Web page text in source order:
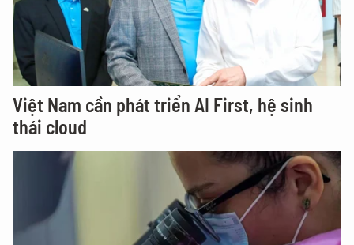
Việt Nam cần phát triển AI First, hệ sinh
thái cloud